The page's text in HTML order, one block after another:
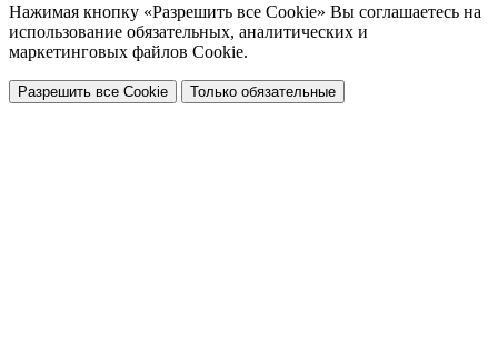
Нажимая кнопку «Разрешить все Cookie» Вы соглашаетесь на
использование обязательных, аналитических и
маркетинговых файлов Cookie.
Разрешить все Cookie Только обязательные